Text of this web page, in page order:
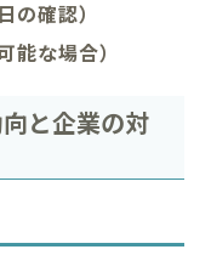
確認）
な場合）
と企業の対